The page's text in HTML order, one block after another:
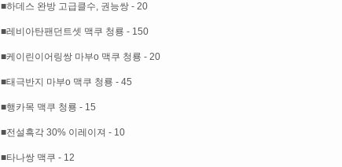
■하데스 완방 고급클수, 권능쌍 - 20
■레비아탄팬던트셋 맥쿠 청룡 - 150
■케이린이어링쌍 마부o 맥쿠 청룡 - 20
■태극반지 마부o 맥쿠 청룡 - 45
■행카목 맥쿠 청룡 - 15
■전설흑각 30% 이레이져 - 10
■타나쌍 맥쿠 - 12